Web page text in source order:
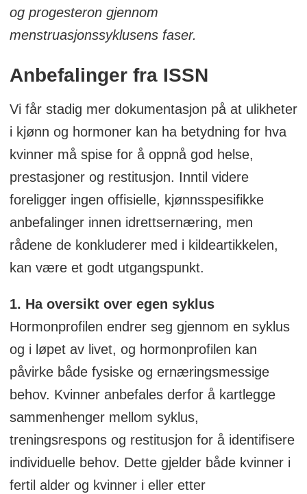
og progesteron gjennom
menstruasjonssyklusens faser.
Anbefalinger fra ISSN
Vi får stadig mer dokumentasjon på at ulikheter
i kjønn og hormoner kan ha betydning for hva
kvinner må spise for å oppnå god helse,
prestasjoner og restitusjon. Inntil videre
foreligger ingen offisielle, kjønnsspesifikke
anbefalinger innen idrettsernæring, men
rådene de konkluderer med i kildeartikkelen,
kan være et godt utgangspunkt.
1. Ha oversikt over egen syklus
Hormonprofilen endrer seg gjennom en syklus
og i løpet av livet, og hormonprofilen kan
påvirke både fysiske og ernæringsmessige
behov. Kvinner anbefales derfor å kartlegge
sammenhenger mellom syklus,
treningsrespons og restitusjon for å identifisere
individuelle behov. Dette gjelder både kvinner i
fertil alder og kvinner i eller etter